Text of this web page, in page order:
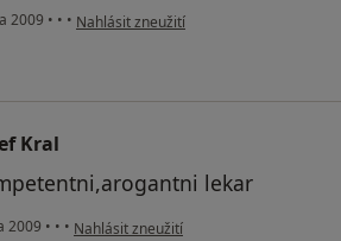
2009 • • • podle názoru uživatele Magda
Nahlásit zneužití
Kral
lekar
2009 • • • podle názoru uživatele Josef Kral
Nahlásit zneužití